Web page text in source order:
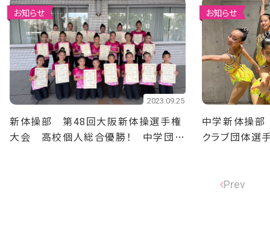
お知らせ
2023.09.25
新体操部 第48回大阪新体操選手権
大会 高校個人総合優勝！ 中学団体
お知らせ
中学新体操
クラブ団体選
Prev